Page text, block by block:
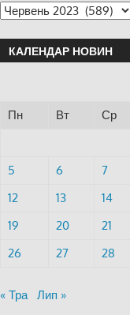
КАЛЕНДАР НОВИН
Пн
Вт Ср
5
6 7
12
13 14
19
20 21
26
27 28
« Тра Лип »